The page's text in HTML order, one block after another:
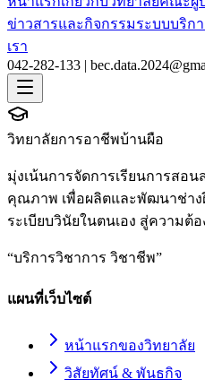
ข่าวสารและกิจกรรมระบบบริก
เรา
042-282-133 |
วิทยาลัยการอาชีพบ้านผือ
มุ่งเน้นการจัดการเรียนการสอ
คุณภาพ เพื่อผลิตและพัฒนาช่า
ระเบียบวินัยในตนเอง สู่ความต้
“บริการวิชาการ วิชาชีพ”
แผนที่เว็บไซต์
หน้าแรกของวิทยาลัย
วิสัยทัศน์ & พันธกิจ